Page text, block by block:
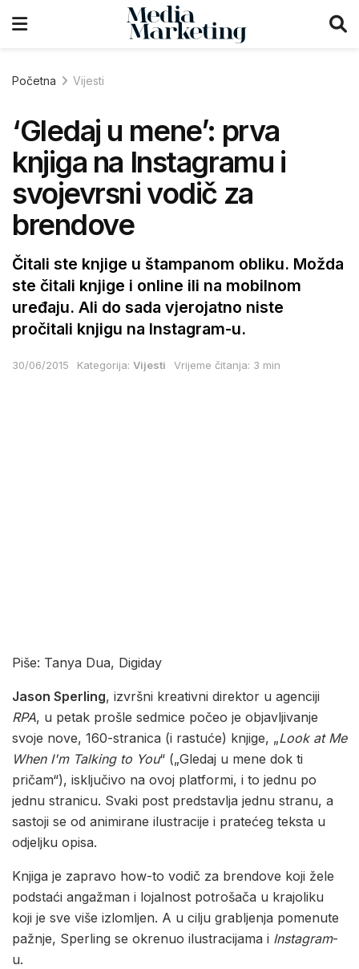
Početna Vijesti
‘Gledaj u mene’: prva
knjiga na Instagramu i
svojevrsni vodič za
brendove
Čitali ste knjige u štampanom obliku. Možda
ste čitali knjige i online ili na mobilnom
uređaju. Ali do sada vjerojatno niste
pročitali knjigu na Instagram-u.
30/06/2015 Kategorija: Vijesti Vrijeme čitanja: 3 min
Piše: Tanya Dua, Digiday
Jason Sperling, izvršni kreativni direktor u agenciji
RPA, u petak prošle sedmice počeo je objavljivanje
svoje nove, 160-stranica (i rastuće) knjige, „Look at Me
When I'm Talking to You“ („Gledaj u mene dok ti
pričam“), isključivo na ovoj platformi, i to jednu po
jednu stranicu. Svaki post predstavlja jednu stranu, a
sastoji se od animirane ilustracije i pratećeg teksta u
odjeljku opisa.
Knjiga je zapravo how-to vodič za brendove koji žele
podstaći angažman i lojalnost potrošača u krajoliku
koji je sve više izlomljen. A u cilju grabljenja pomenute
pažnje, Sperling se okrenuo ilustracijama i Instagram-
u.